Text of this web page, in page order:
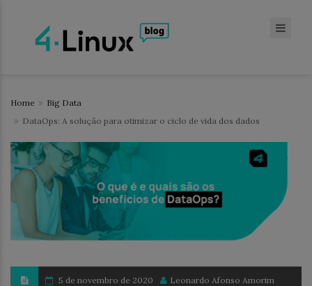
Home
Big Data
DataOps: A solução para otimizar o ciclo de vida dos dados
5 de novembro de 2020 Leonardo Afonso Amorim